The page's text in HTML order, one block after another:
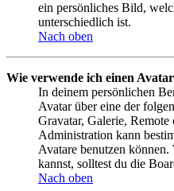
ein persönliches Bild,
unterschiedlich ist.
Nach oben
Wie verwende ich einen
In deinem persönlichen
Avatar über eine der
Gravatar, Galerie,
Administration kann
Avatare benutzen
kannst, solltest du die
Nach oben